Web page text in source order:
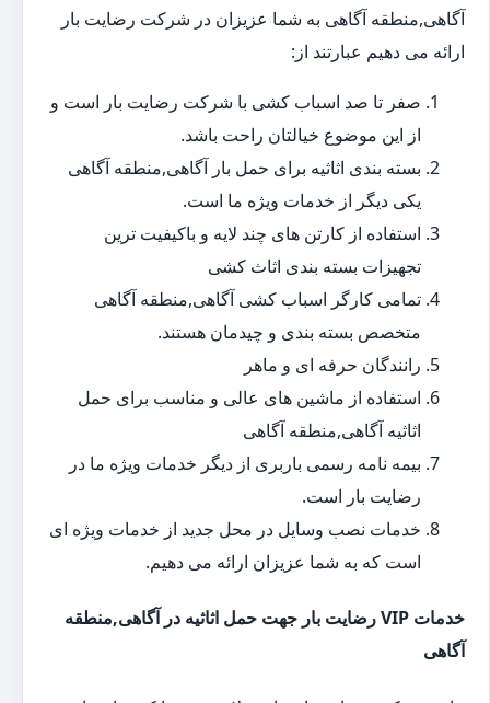
آگاهی,منطقه آگاهی به شما عزیزان در شرکت رضایت بار
ارائه می دهیم عبارتند از:
صفر تا صد اسباب کشی با شرکت رضایت بار است و
از این موضوع خیالتان راحت باشد.
بسته بندی اثاثیه برای حمل بار آگاهی,منطقه آگاهی
یکی دیگر از خدمات ویژه ما است.
استفاده از کارتن های چند لایه و باکیفیت ترین
تجهیزات بسته بندی اثاث کشی
تمامی کارگر اسباب کشی آگاهی,منطقه آگاهی
متخصص بسته بندی و چیدمان هستند.
رانندگان حرفه ای و ماهر
استفاده از ماشین های عالی و مناسب برای حمل
اثاثیه آگاهی,منطقه آگاهی
بیمه نامه رسمی باربری از دیگر خدمات ویژه ما در
رضایت بار است.
خدمات نصب وسایل در محل جدید از خدمات ویژه ای
است که به شما عزیزان ارائه می دهیم.
خدمات VIP رضایت بار جهت حمل اثاثیه در آگاهی,منطقه
آگاهی